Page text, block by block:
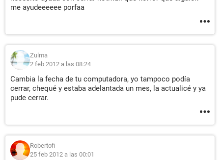
me ayudeeeeee porfaa
Zulma
2 feb 2012 a las 08:24
Cambia la fecha de tu computadora, yo tampoco podía
cerrar, chequé y estaba adelantada un mes, la actualicé y ya
pude cerrar.
Robertofi
25 feb 2012 a las 00:01